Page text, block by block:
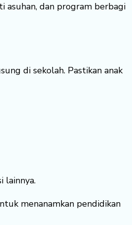
asuhan, dan program berbagi
di sekolah. Pastikan anak
lainnya.
menanamkan pendidikan